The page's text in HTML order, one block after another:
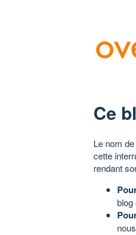
Ce
Le nom
cette
rendant
blog